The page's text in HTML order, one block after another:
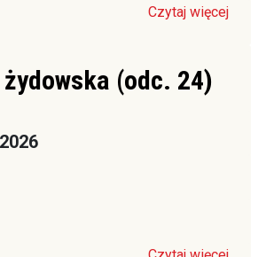
Czytaj więcej
(odc. 24)